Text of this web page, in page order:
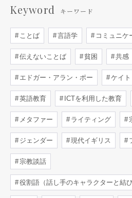
Keyword キーワード
ことば 言語学 コミュニケ
伝えないことば 貧困 共感
エドガー・アラン・ポー ケイト
英語教育 ICTを利用した教育
メタファー ライティング
ジェンダー 現代イギリス
宗教談話
役割語（話し手のキャラクターと結